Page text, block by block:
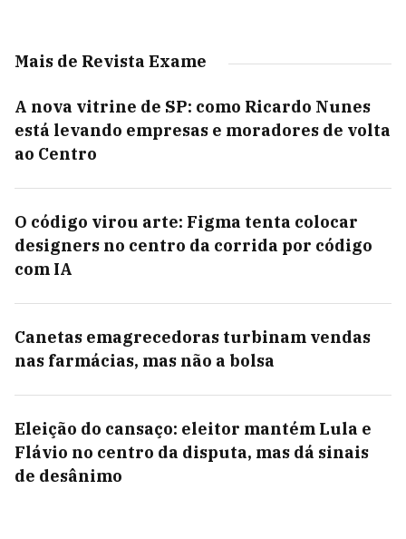
Mais de Revista Exame
A nova vitrine de SP: como Ricardo Nunes
está levando empresas e moradores de volta
ao Centro
O código virou arte: Figma tenta colocar
designers no centro da corrida por código
com IA
Canetas emagrecedoras turbinam vendas
nas farmácias, mas não a bolsa
Eleição do cansaço: eleitor mantém Lula e
Flávio no centro da disputa, mas dá sinais
de desânimo